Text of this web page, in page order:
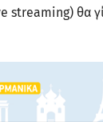
streaming) θα